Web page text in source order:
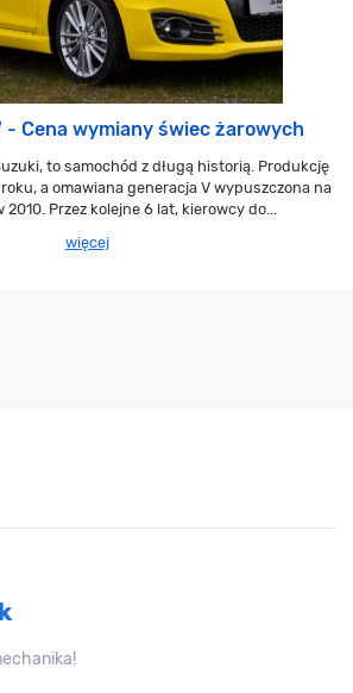
Cena wymiany świec żarowych
to samochód z długą historią. Produkcję
a omawiana generacja V wypuszczona na
2010. Przez kolejne 6 lat, kierowcy do...
więcej